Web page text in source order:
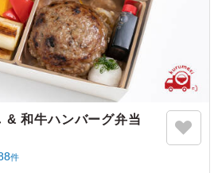
& 和牛ハンバーグ弁当
件